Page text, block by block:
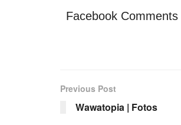
Facebook Comments
Previous Post
Wawatopia | Fotos